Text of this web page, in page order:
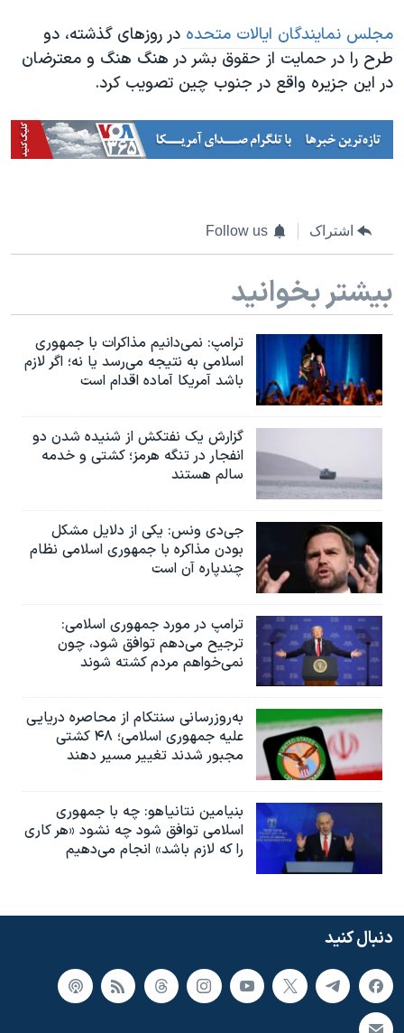
مجلس نمایندگان ایالات متحده در روزهای گذشته، دو
طرح را در حمایت از حقوق بشر در هنگ هنگ و معترضان
در این جزیره واقع در جنوب چین تصویب کرد.
اشتراک Follow us
بیشتر بخوانید
ترامپ: نمی‌دانیم مذاکرات با جمهوری
اسلامی به نتیجه می‌رسد یا نه؛ اگر لازم
باشد آمریکا آماده اقدام است
گزارش یک نفتکش از شنیده شدن دو
انفجار در تنگه هرمز؛ کشتی و خدمه
سالم هستند
جی‌دی ونس: یکی از دلایل مشکل
بودن مذاکره با جمهوری اسلامی نظام
چندپاره آن است
ترامپ در مورد جمهوری اسلامی:
ترجیح می‌دهم توافق شود، چون
نمی‌خواهم مردم کشته شوند
به‌روزرسانی سنتکام از محاصره دریایی
علیه جمهوری اسلامی؛ ۴۸ کشتی
مجبور شدند تغییر مسیر دهند
بنیامین نتانیاهو: چه با جمهوری
اسلامی توافق شود چه نشود «هر کاری
را که لازم باشد» انجام می‌دهیم
دنبال کنید